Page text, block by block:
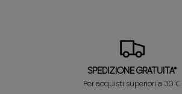
SPEDIZIONE GRATUITA*
Per acquisti superiori a 30 €.